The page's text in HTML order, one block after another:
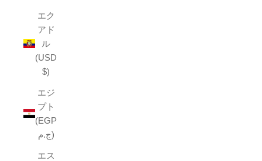
エク
アド
ル
(USD
$)
エジ
プト
(EGP
ج.م)
エス